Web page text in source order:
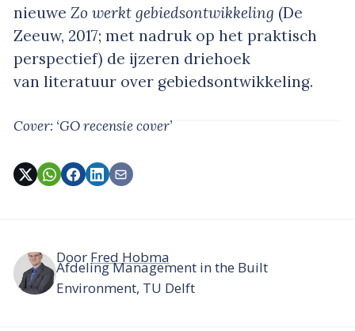
nieuwe Zo werkt gebiedsontwikkeling (De
Zeeuw, 2017; met nadruk op het praktisch
perspectief) de ijzeren driehoek
van literatuur over gebiedsontwikkeling.
Cover: ‘GO recensie cover’
Door Fred Hobma
Afdeling Management in the Built
Environment, TU Delft